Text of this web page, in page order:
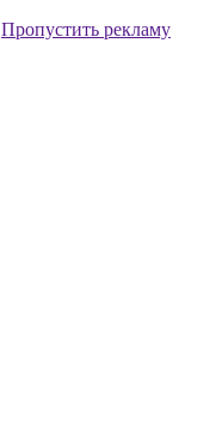
Пропустить рекламу